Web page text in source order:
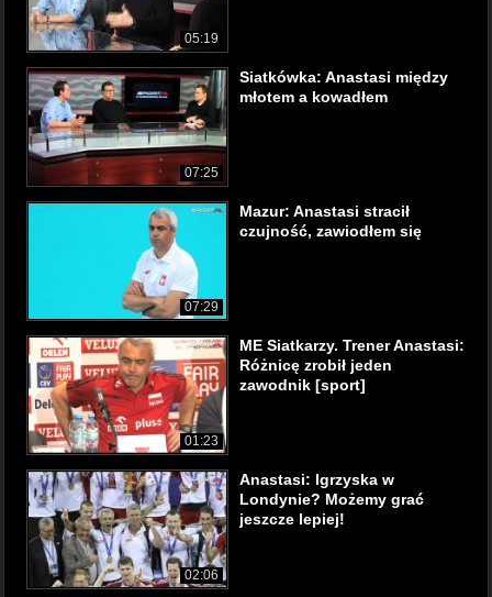
05:19
07:25
Siatkówka: Anastasi między
młotem a kowadłem
07:29
Mazur: Anastasi stracił
czujność, zawiodłem się
01:23
ME Siatkarzy. Trener Anastasi:
Różnicę zrobił jeden
zawodnik [sport]
02:06
Anastasi: Igrzyska w
Londynie? Możemy grać
jeszcze lepiej!